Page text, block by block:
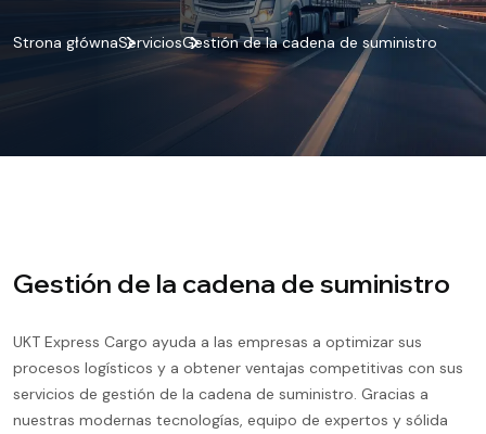
Strona głównaServiciosGestión de la cadena de suministro
Gestión de la cadena de suministro
UKT Express Cargo ayuda a las empresas a optimizar sus
procesos logísticos y a obtener ventajas competitivas con sus
servicios de gestión de la cadena de suministro. Gracias a
nuestras modernas tecnologías, equipo de expertos y sólida